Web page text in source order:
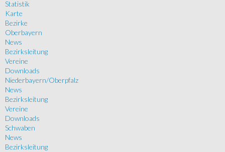
Statistik
Karte
Bezirke
Oberbayern
News
Bezirksleitung
Vereine
Downloads
Niederbayern/Oberpfalz
News
Bezirksleitung
Vereine
Downloads
Schwaben
News
Bezirksleitung